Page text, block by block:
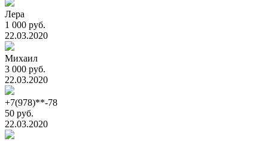
Лера
1 000 руб.
22.03.2020
Михаил
3 000 руб.
22.03.2020
+7(978)**-78
50 руб.
22.03.2020